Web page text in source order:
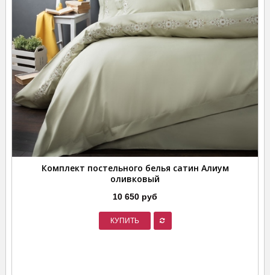
Комплект постельного белья сатин Алиум
оливковый
10 650 руб
КУПИТЬ